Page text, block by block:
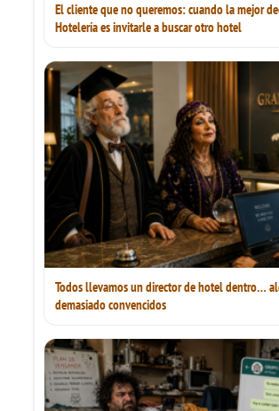
El cliente que no queremos: cuando la mejor
Hotelería es invitarle a buscar otro hotel
Todos llevamos un director de hotel dentro…
demasiado convencidos